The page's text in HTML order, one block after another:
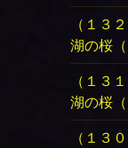
（１３
湖の桜（
（１３
湖の桜（
（１３